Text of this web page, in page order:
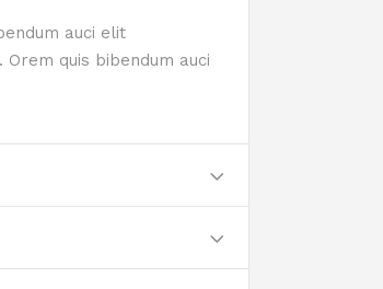
auci elit
quis bibendum auci